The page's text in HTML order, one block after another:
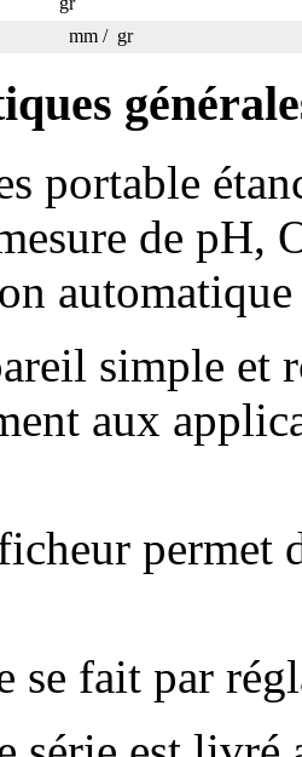
mm / gr
portable
de pH,
simple et
aux
permet
se fait par